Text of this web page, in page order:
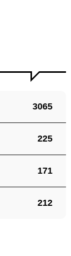
3065
225
171
212